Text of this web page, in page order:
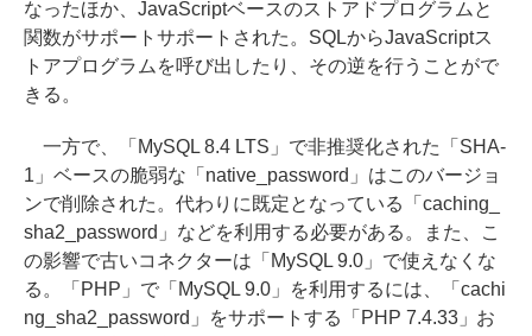
なったほか、JavaScriptベースのストアドプログラムと
関数がサポートサポートされた。SQLからJavaScriptス
トアプログラムを呼び出したり、その逆を行うことがで
きる。
一方で、「MySQL 8.4 LTS」で非推奨化された「SHA-
1」ベースの脆弱な「native_password」はこのバージョ
ンで削除された。代わりに既定となっている「caching_
sha2_password」などを利用する必要がある。また、こ
の影響で古いコネクターは「MySQL 9.0」で使えなくな
る。「PHP」で「MySQL 9.0」を利用するには、「cachi
ng_sha2_password」をサポートする「PHP 7.4.33」お